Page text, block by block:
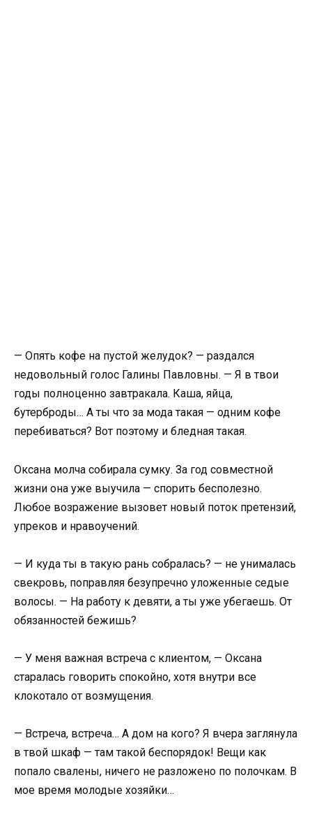
— Опять кофе на пустой желудок? — раздался
недовольный голос Галины Павловны. — Я в твои
годы полноценно завтракала. Каша, яйца,
бутерброды… А ты что за мода такая — одним кофе
перебиваться? Вот поэтому и бледная такая.
Оксана молча собирала сумку. За год совместной
жизни она уже выучила — спорить бесполезно.
Любое возражение вызовет новый поток претензий,
упреков и нравоучений.
— И куда ты в такую рань собралась? — не унималась
свекровь, поправляя безупречно уложенные седые
волосы. — На работу к девяти, а ты уже убегаешь. От
обязанностей бежишь?
— У меня важная встреча с клиентом, — Оксана
старалась говорить спокойно, хотя внутри все
клокотало от возмущения.
— Встреча, встреча… А дом на кого? Я вчера заглянула
в твой шкаф — там такой беспорядок! Вещи как
попало свалены, ничего не разложено по полочкам. В
мое время молодые хозяйки…